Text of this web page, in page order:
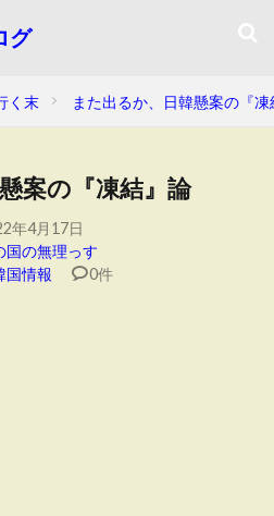
グ
く末 また出るか、日韓懸案の『凍
案の『凍結』論
年4月17日
国の無理っす
国情報 0件